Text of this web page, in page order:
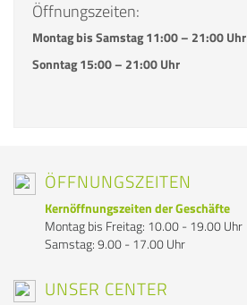
Öffnungszeiten:
Montag bis Samstag 11:00 – 21:00 Uhr
Sonntag 15:00 – 21:00 Uhr
ÖFFNUNGSZEITEN
Kernöffnungszeiten der Geschäfte
Montag bis Freitag: 10.00 - 19.00 Uhr
Samstag: 9.00 - 17.00 Uhr
UNSER CENTER